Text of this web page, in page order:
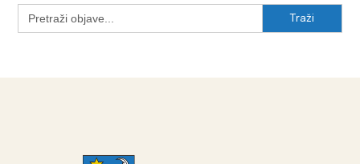
Search
for: